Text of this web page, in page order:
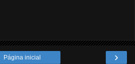
›
Página inicial